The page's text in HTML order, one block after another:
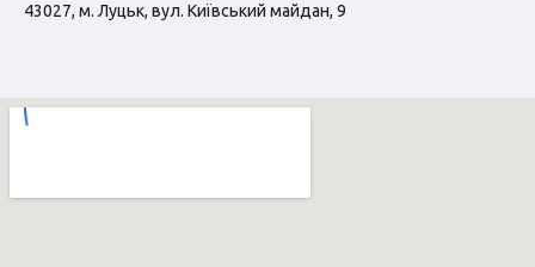
43027, м. Луцьк, вул. Київський майдан, 9